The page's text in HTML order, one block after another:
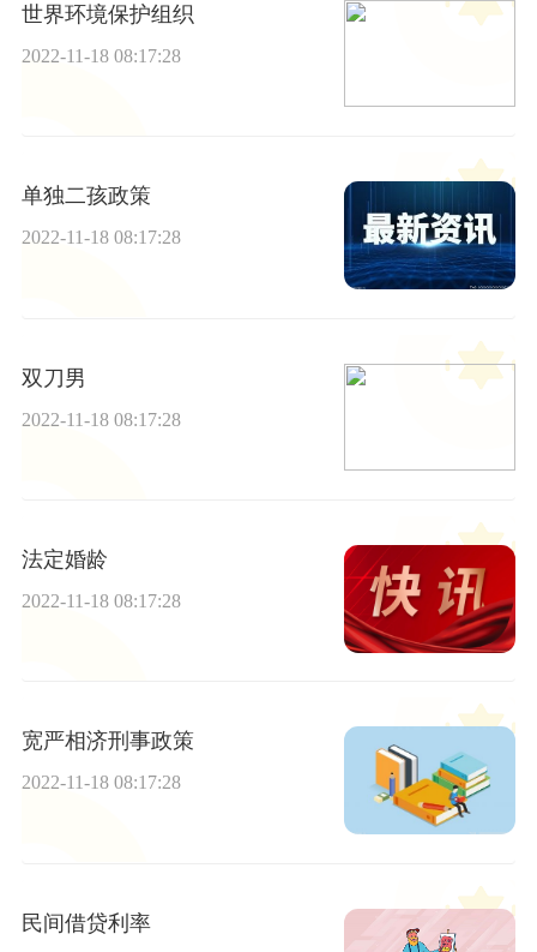
世界环境保护组织
2022-11-18 08:17:28
单独二孩政策
2022-11-18 08:17:28
双刀男
2022-11-18 08:17:28
法定婚龄
2022-11-18 08:17:28
宽严相济刑事政策
2022-11-18 08:17:28
民间借贷利率